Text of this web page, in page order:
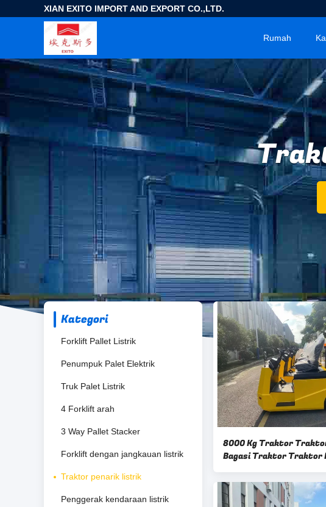
XIAN EXITO IMPORT AND EXPORT CO.,LTD.
Rumah
Kategori
Forklift Pallet Listrik
Penumpuk Palet Elektrik
Truk Palet Listrik
4 Forklift arah
3 Way Pallet Stacker
Forklift dengan jangkauan listrik
Traktor penarik listrik
Penggerak kendaraan listrik
8000 Kg Traktor
Bagasi Traktor Traktor